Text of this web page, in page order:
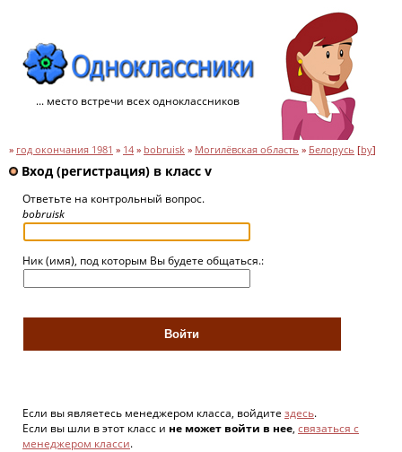
... место встречи всех одноклассников
» год окончания 1981 » 14 » bobruisk » Могилёвская область » Белорусь [by]
Вход (регистрация) в класс v
Ответьте на контрольный вопрос.
bobruisk
Ник (имя), под которым Вы будете общаться.:
Если вы являетесь менеджером класса, войдите здесь.
Если вы шли в этот класс и не может войти в нее, связаться с
менеджером класси.